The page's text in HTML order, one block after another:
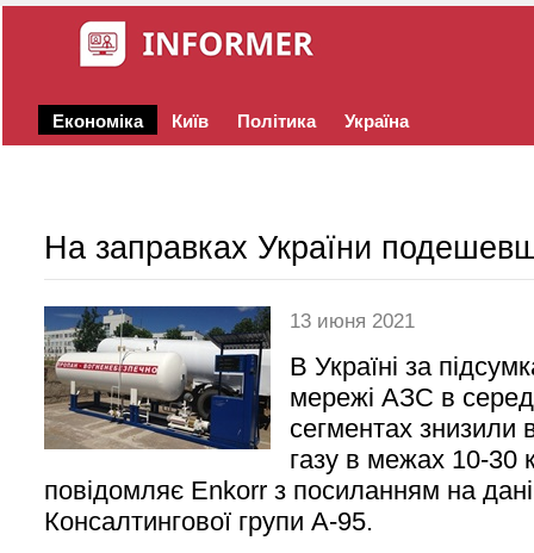
Економіка Київ Політика Україна
На заправках України
13 июня 2021
В Україні за
мережі АЗС в
сегментах знизили
газу в межах 10-30
повідомляє Еnkorr з посиланням на дані
Консалтингової групи А-95.